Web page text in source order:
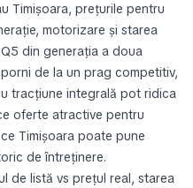
Timișoara, prețurile pentru
motorizare și starea
din generația a doua
de la un prag competitiv,
tracțiune integrală pot ridica
oferte atractive pentru
Timișoara poate pune
de întreținere.
de listă vs prețul real, starea